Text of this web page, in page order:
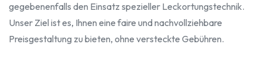
gegebenenfalls den Einsatz spezieller Leckortungstechnik.
Unser Ziel ist es, Ihnen eine faire und nachvollziehbare
Preisgestaltung zu bieten, ohne versteckte Gebühren.